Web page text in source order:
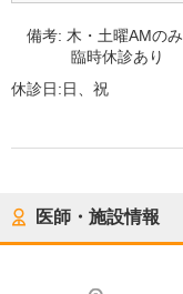
備考: 木・土曜AMのみ
臨時休診あり
休診日:日、祝
医師・施設情報